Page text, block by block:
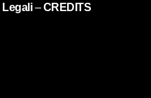
Legali–CREDITS